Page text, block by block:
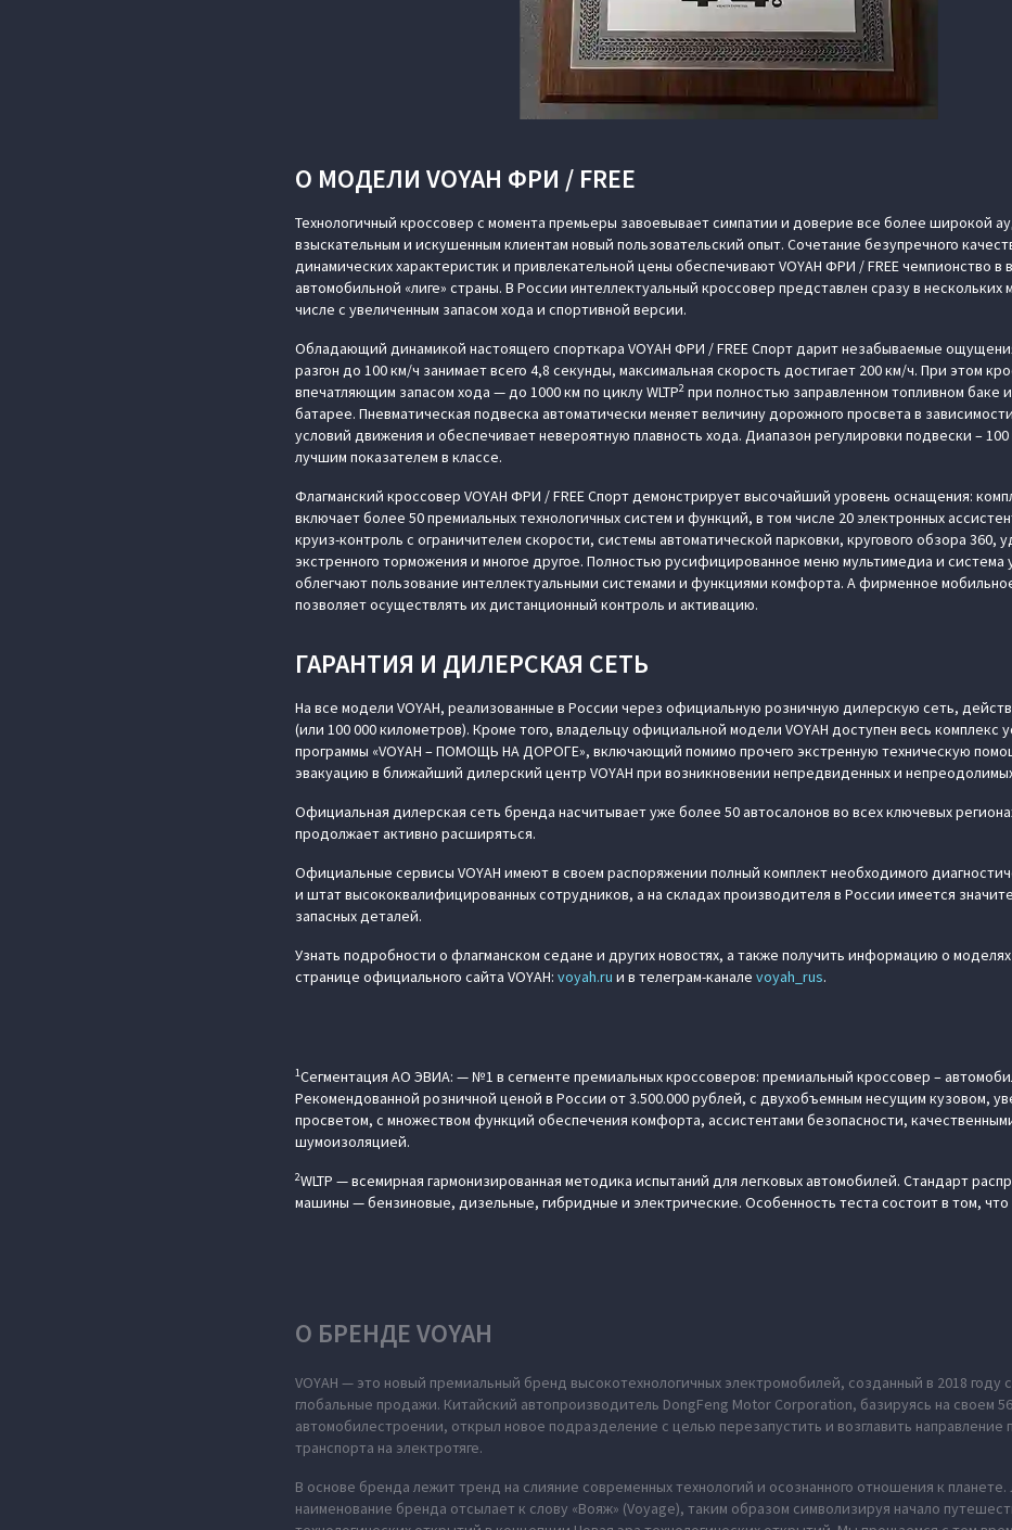
О МОДЕЛИ VOYAH ФРИ / FREE
Технологичный кроссовер с момента премьеры завоевывает симпатии и доверие все более широкой
взыскательным и искушенным клиентам новый пользовательский опыт. Сочетание безупречного
динамических характеристик и привлекательной цены обеспечивают VOYAH ФРИ / FREE чемпионство в
автомобильной «лиге» страны. В России интеллектуальный кроссовер представлен сразу в
числе с увеличенным запасом хода и спортивной версии.
Обладающий динамикой настоящего спорткара VOYAH ФРИ / FREE Спорт дарит незабываемые
разгон до 100 км/ч занимает всего 4,8 секунды, максимальная скорость достигает 200 км/ч. При этом
впечатляющим запасом хода — до 1000 км по циклу WLTP2 при полностью заправленном топливном баке
батарее. Пневматическая подвеска автоматически меняет величину дорожного просвета в
условий движения и обеспечивает невероятную плавность хода. Диапазон регулировки подвески – 100
лучшим показателем в классе.
Флагманский кроссовер VOYAH ФРИ / FREE Спорт демонстрирует высочайший уровень оснащения:
включает более 50 премиальных технологичных систем и функций, в том числе 20 электронных
круиз-контроль с ограничителем скорости, системы автоматической парковки, кругового обзора 360,
экстренного торможения и многое другое. Полностью русифицированное меню мультимедиа и система
облегчают пользование интеллектуальными системами и функциями комфорта. А фирменное
позволяет осуществлять их дистанционный контроль и активацию.
ГАРАНТИЯ И ДИЛЕРСКАЯ СЕТЬ
На все модели VOYAH, реализованные в России через официальную розничную дилерскую сеть,
(или 100 000 километров). Кроме того, владельцу официальной модели VOYAH доступен весь комплекс
программы «VOYAH – ПОМОЩЬ НА ДОРОГЕ», включающий помимо прочего экстренную техническую
эвакуацию в ближайший дилерский центр VOYAH при возникновении непредвиденных и
Официальная дилерская сеть бренда насчитывает уже более 50 автосалонов во всех ключевых
продолжает активно расширяться.
Официальные сервисы VOYAH имеют в своем распоряжении полный комплект необходимого
и штат высококвалифицированных сотрудников, а на складах производителя в России имеется
запасных деталей.
Узнать подробности о флагманском седане и других новостях, а также получить информацию о
странице официального сайта VOYAH: voyah.ru и в телеграм-канале voyah_rus.
1Сегментация АО ЭВИА: — №1 в сегменте премиальных кроссоверов: премиальный кроссовер –
Рекомендованной розничной ценой в России от 3.500.000 рублей, с двухобъемным несущим кузовом,
просветом, с множеством функций обеспечения комфорта, ассистентами безопасности,
шумоизоляцией.
2WLTP — всемирная гармонизированная методика испытаний для легковых автомобилей. Стандарт
машины — бензиновые, дизельные, гибридные и электрические. Особенность теста состоит в том, что
О БРЕНДЕ VOYAH
VOYAH — это новый премиальный бренд высокотехнологичных электромобилей, созданный в 2018 году
глобальные продажи. Китайский автопроизводитель DongFeng Motor Corporation, базируясь на своем
автомобилестроении, открыл новое подразделение с целью перезапустить и возглавить направление
транспорта на электротяге.
В основе бренда лежит тренд на слияние современных технологий и осознанного отношения к планете.
наименование бренда отсылает к слову «Вояж» (Voyage), таким образом символизируя начало